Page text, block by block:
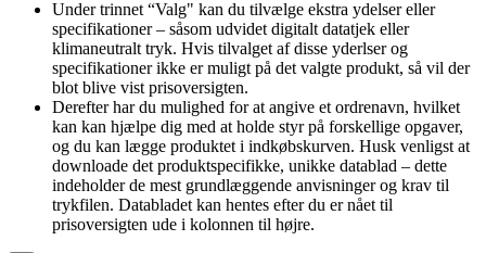
Under trinnet “Valg" kan du tilvælge ekstra ydelser eller
specifikationer – såsom udvidet digitalt datatjek eller
klimaneutralt tryk. Hvis tilvalget af disse yderlser og
specifikationer ikke er muligt på det valgte produkt, så vil der
blot blive vist prisoversigten.
Derefter har du mulighed for at angive et ordrenavn, hvilket
kan kan hjælpe dig med at holde styr på forskellige opgaver,
og du kan lægge produktet i indkøbskurven. Husk venligst at
downloade det produktspecifikke, unikke datablad – dette
indeholder de mest grundlæggende anvisninger og krav til
trykfilen. Databladet kan hentes efter du er nået til
prisoversigten ude i kolonnen til højre.